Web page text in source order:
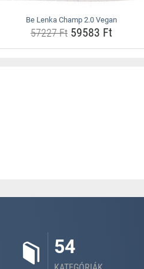
Be Lenka Champ 2.0 Vegan
57227 Ft59583 Ft
54